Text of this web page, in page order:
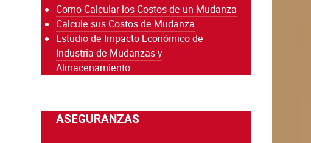
Como Calcular los Costos de un Mudanza
Calcule sus Costos de Mudanza
Estudio de Impacto Económico de
Industria de Mudanzas y
Almacenamiento
ASEGURANZAS